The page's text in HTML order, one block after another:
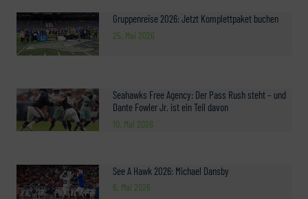
Gruppenreise 2026: Jetzt Komplettpaket buchen
25. Mai 2026
Seahawks Free Agency: Der Pass Rush steht – und
Dante Fowler Jr. ist ein Teil davon
10. Mai 2026
See A Hawk 2026: Michael Dansby
6. Mai 2026